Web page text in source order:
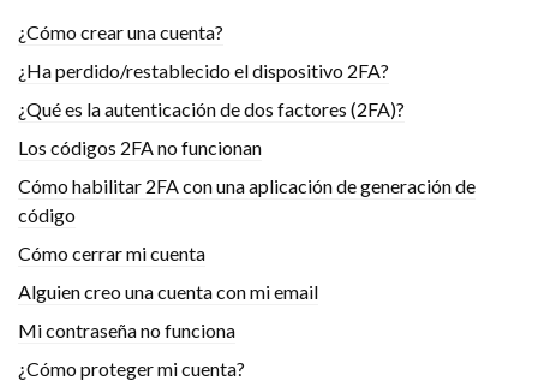
¿Cómo crear una cuenta?
¿Ha perdido/restablecido el dispositivo 2FA?
¿Qué es la autenticación de dos factores (2FA)?
Los códigos 2FA no funcionan
Cómo habilitar 2FA con una aplicación de generación de
código
Cómo cerrar mi cuenta
Alguien creo una cuenta con mi email
Mi contraseña no funciona
¿Cómo proteger mi cuenta?